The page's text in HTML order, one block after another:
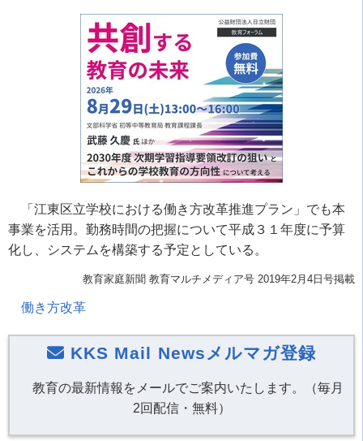
「江東区立学校における働き方改革推進プラン」でも本
事業を活用。勤務時間の把握について平成３１年度に予算
化し、システムを構築する予定としている。
教育家庭新聞 教育マルチメディア号 2019年2月4日号掲載
働き方改革
KKS Mail Newsメルマガ登録
教育の最新情報をメールでご案内いたします。（毎月
2回配信・無料）